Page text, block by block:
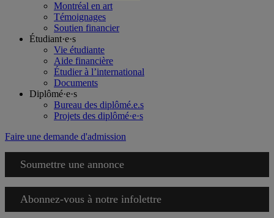
Montréal en art
Témoignages
Soutien financier
Étudiant·e·s
Vie étudiante
Aide financière
Étudier à l’international
Documents
Diplômé·e·s
Bureau des diplômé.e.s
Projets des diplômé·e·s
Faire une demande d'admission
Soumettre une annonce
Abonnez-vous à notre infolettre